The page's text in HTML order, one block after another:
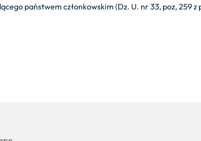
państwem członkowskim (Dz. U. nr 33, poz, 259 z